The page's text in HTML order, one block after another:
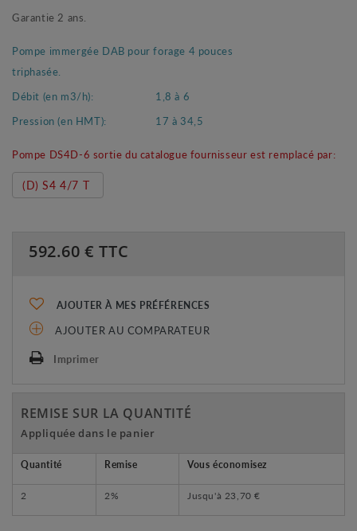
Garantie 2 ans.
Pompe immergée DAB pour forage 4 pouces
triphasée.
Débit (en m3/h):
1,8 à 6
Pression (en HMT):
17 à 34,5
Pompe DS4D-6 sortie du catalogue fournisseur est remplacé par:
(D) S4 4/7 T
592.60 € TTC
AJOUTER À MES PRÉFÉRENCES
AJOUTER AU COMPARATEUR
Imprimer
REMISE SUR LA QUANTITÉ
Appliquée dans le panier
Quantité Remise Vous économisez
2 2% Jusqu'à 23,70 €